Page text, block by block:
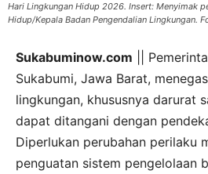
Hari Lingkungan Hidup 2026. Insert: Menyimak
Hidup/Kepala Badan Pengendalian Lingkungan.
Sukabuminow.com ||
Sukabumi, Jawa Barat,
lingkungan, khususnya darurat
dapat ditangani dengan
Diperlukan perubahan perilaku
penguatan sistem pengelolaan